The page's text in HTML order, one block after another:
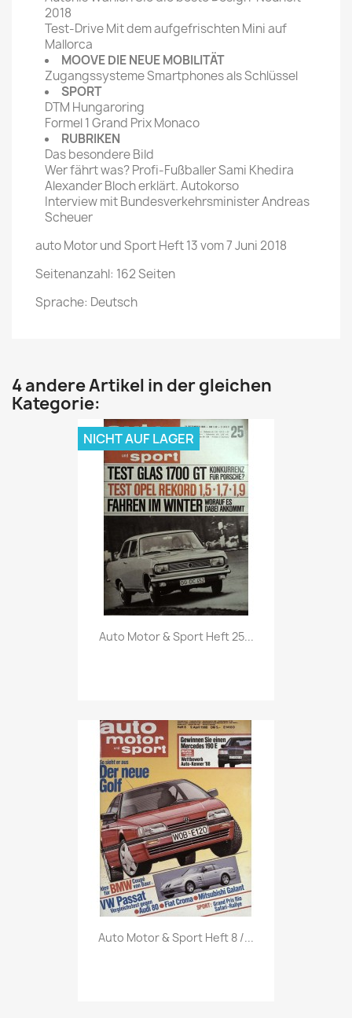
2018
Test-Drive Mit dem aufgefrischten Mini auf
Mallorca
MOOVE DIE NEUE MOBILITÄT
Zugangssysteme Smartphones als Schlüssel
SPORT
DTM Hungaroring
Formel 1 Grand Prix Monaco
RUBRIKEN
Das besondere Bild
Wer fährt was? Profi-Fußballer Sami Khedira
Alexander Bloch erklärt. Autokorso
Interview mit Bundesverkehrsminister Andreas
Scheuer
auto Motor und Sport Heft 13 vom 7 Juni 2018
Seitenanzahl: 162 Seiten
Sprache: Deutsch
4 andere Artikel in der gleichen
Kategorie:
Vorschau
Auto Motor & Sport Heft 25...
NICHT AUF LAGER
Vorschau
Auto Motor & Sport Heft 8 /...